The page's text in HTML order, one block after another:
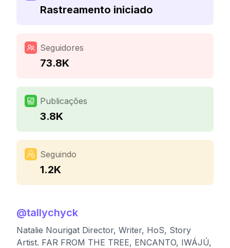
Rastreamento iniciado
Seguidores
73.8K
Publicações
3.8K
Seguindo
1.2K
@tallychyck
Natalie Nourigat Director, Writer, HoS, Story
Artist. FAR FROM THE TREE, ENCANTO, IWÁJÚ,